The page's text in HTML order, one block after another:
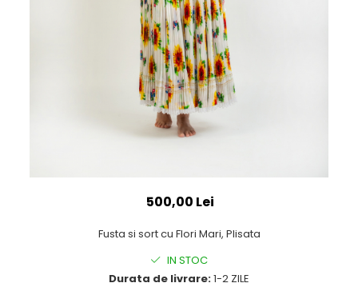
500,00 Lei
Fusta si sort cu Flori Mari, Plisata
IN STOC
Durata de livrare:1-2 ZILE